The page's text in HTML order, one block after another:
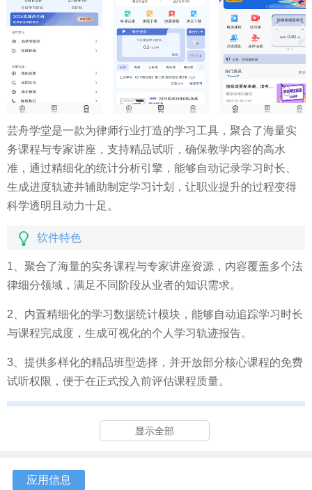
芸舟学堂是一款为律师行业打造的学习工具，聚合了海量实
务课程与专家讲座，支持精品试听，确保教学内容的高水
准，通过精细化的统计分析引擎，能够自动记录学习时长、
生成进度轨迹并辅助制定学习计划，让职业提升的过程变得
科学透明且动力十足。
软件特色
1、聚合了海量的实务课程与专家讲座资源，内容覆盖多个法
律细分领域，满足不同阶段从业者的知识需求。
2、内置精细化的学习数据统计模块，能够自动追踪学习时长
与课程完成度，生成可视化的个人学习轨迹报告。
3、提供多样化的精品班型选择，并开放部分核心课程的免费
试听权限，便于在正式投入前评估课程质量。
显示全部
应用信息